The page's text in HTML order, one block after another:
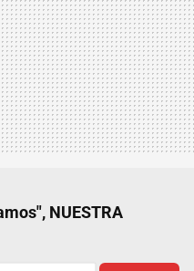
NUESTRA